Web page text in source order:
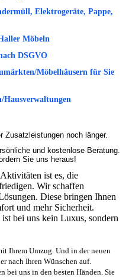
Elektrogeräte, Pappe,
Möbeln
DSGVO
Möbelhäusern für Sie
Hausverwaltungen
noch länger.
und kostenlose Beratung.
Sie uns heraus!
ist es, die
Wir schaffen
Diese bringen Ihnen
und mehr Sicherheit.
bei uns kein Luxus, sondern
Ihrem Umzug. Und in der neuen
nach Ihren Wünschen auf.
bei uns in den besten Händen. Sie